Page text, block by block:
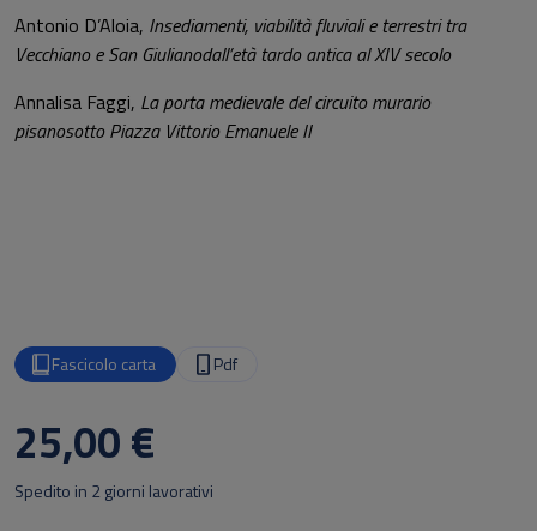
Antonio D’Aloia, Insediamenti, viabilità fluviali e terrestri tra
Vecchiano e San Giulianodall’età tardo antica al XIV secolo
Annalisa Faggi, La porta medievale del circuito murario
pisanosotto Piazza Vittorio Emanuele II
Fascicolo carta Pdf
25,00 €
Spedito in 2 giorni lavorativi